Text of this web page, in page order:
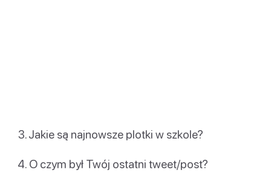
Jakie są najnowsze plotki w szkole?
O czym był Twój ostatni tweet/post?